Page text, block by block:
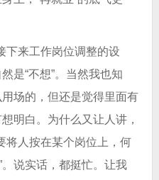
下来工作岗位调整的设
是“不想”。当然我也知
场的，但还是觉得里面有
明白。为什么又让人讲，
将人按在某个岗位上，何
。说实话，都挺忙。让我